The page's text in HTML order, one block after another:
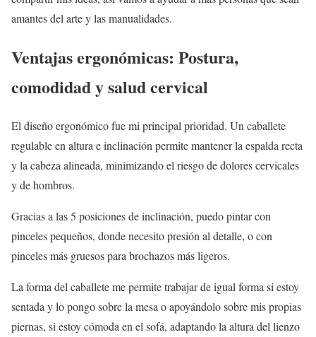
amantes del arte y las manualidades.
Ventajas ergonómicas: Postura,
comodidad y salud cervical
El diseño ergonómico fue mi principal prioridad. Un caballete
regulable en altura e inclinación permite mantener la espalda recta
y la cabeza alineada, minimizando el riesgo de dolores cervicales
y de hombros.
Gracias a las 5 posiciones de inclinación, puedo pintar con
pinceles pequeños, donde necesito presión al detalle, o con
pinceles más gruesos para brochazos más ligeros.
La forma del caballete me permite trabajar de igual forma si estoy
sentada y lo pongo sobre la mesa o apoyándolo sobre mis propias
piernas, si estoy cómoda en el sofá, adaptando la altura del lienzo